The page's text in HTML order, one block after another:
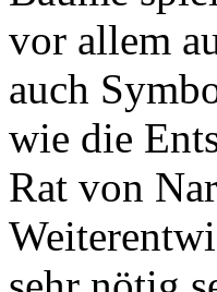
vor allem
auch
wie die
Rat von